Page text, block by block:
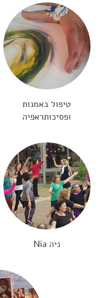
טיפול באמנות
ופסיכותראפיה
ניה Nia